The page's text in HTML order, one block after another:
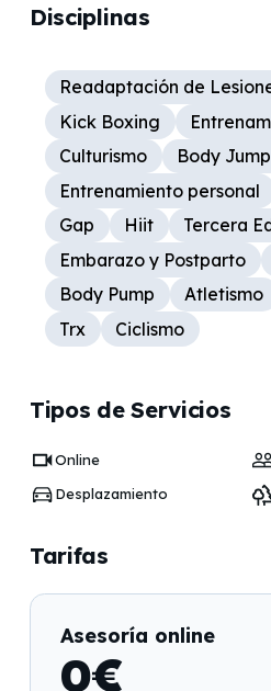
Disciplinas
Readaptación de
Kick Boxing
Culturismo
Body Jump
Entrenamiento personal
Gap
Hiit Tercera
Embarazo y Postparto
Body Pump
Atletismo
Trx
Ciclismo
Tipos de Servicios
Online
Desplazamiento
Tarifas
Asesoría online
0€